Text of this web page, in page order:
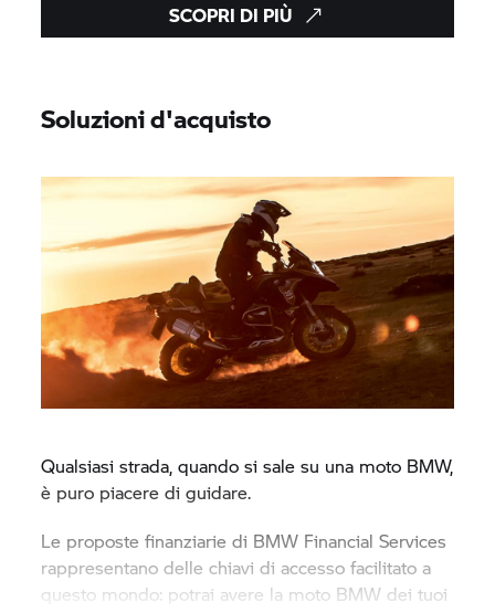
SCOPRI DI PIÙ
Soluzioni d'acquisto
Qualsiasi strada, quando si sale su una moto BMW,
è puro piacere di guidare.
Le proposte finanziarie di BMW Financial Services
rappresentano delle chiavi di accesso facilitato a
questo mondo: potrai avere la moto BMW dei tuoi